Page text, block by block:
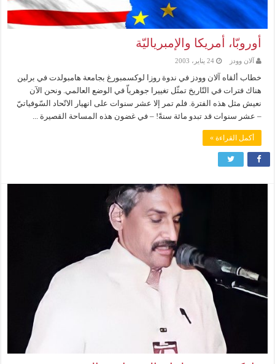
أوروبّا، أمريكا والإمبرياليّة
آلان وودز 24 يناير، 2003
خطاب ألقاه آلان وودز في ندوة روزا لوكسمبورغ بجامعة هامبولدت في برلين
هناك فترات في التّاريخ تمثّل تغييرا جوهرياّ في الوضع العالمي. ونحن الآن
نعيش مثل هذه الفترة. فلم تمر إلا عشر سنوات على انهيار الاتّحاد السّوفياتيّ
– عشر سنوات قد تبدو مائة سنةً! – في غضون هذه المساحة القصيرة ...
أكمل القراءة »